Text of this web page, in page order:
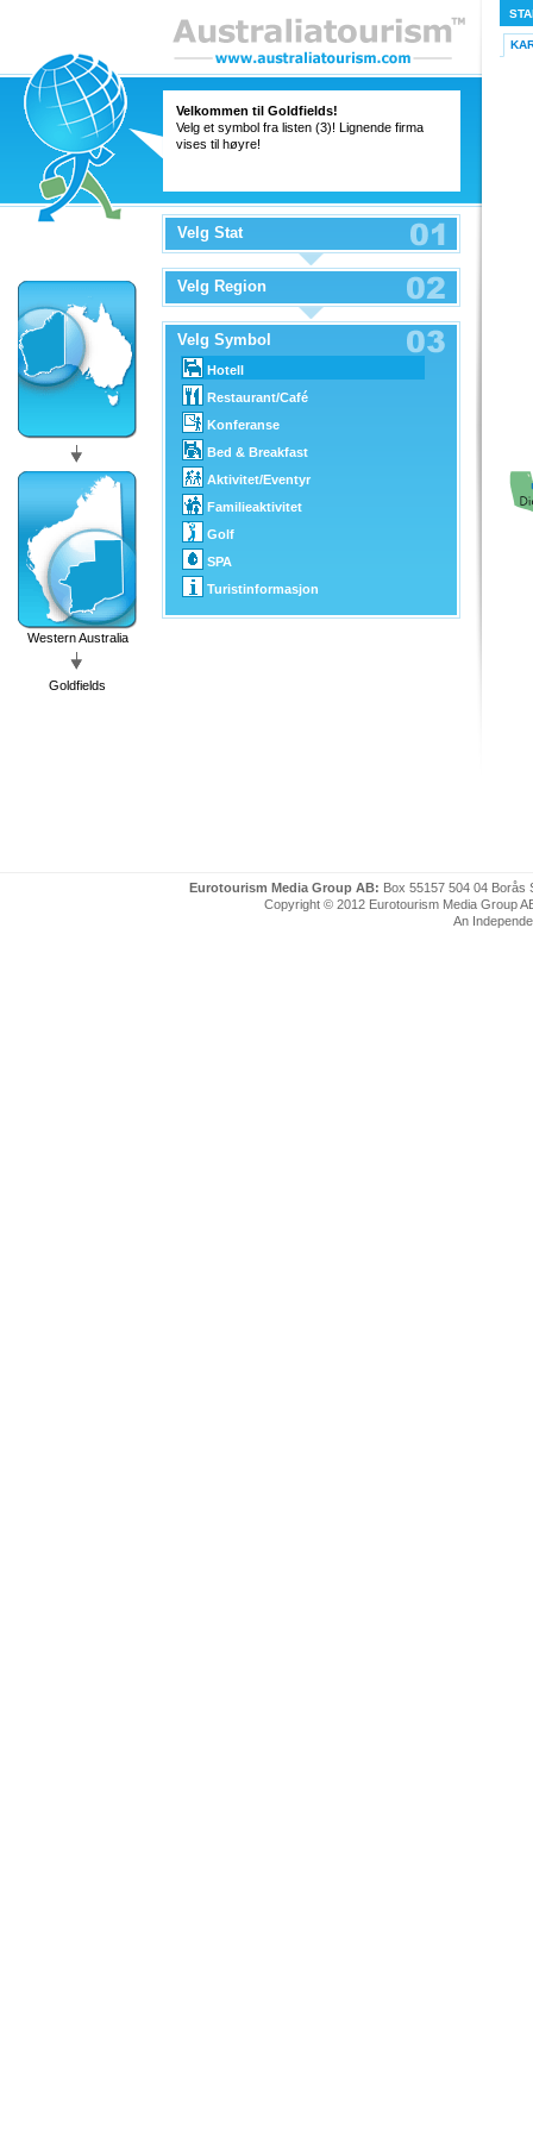
Velkommen til Goldfields!
Velg et symbol fra listen (3)! Lignende firma
vises til høyre!
Western Australia
Goldfields
Velg Stat
Velg Region
Velg Symbol
Hotell
Restaurant/Café
Konferanse
Bed & Breakfast
Aktivitet/Eventyr
Familieaktivitet
Golf
SPA
Turistinformasjon
Eurotourism Media Group AB: Box 55157 504 04 Borås
Copyright © 2012 Eurotourism Media Group
An